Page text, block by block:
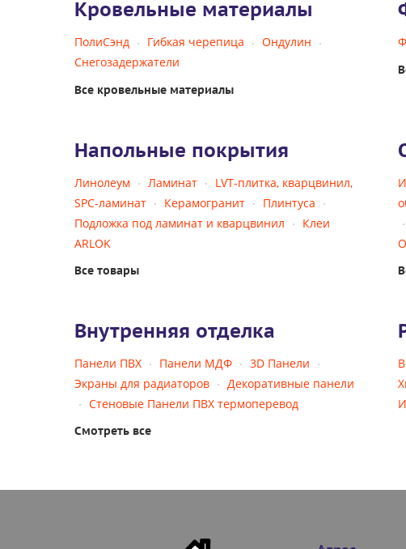
Кровельные материалы
ПолиСэнд Гибкая черепица
Ондулин
Снегозадержатели
Все кровельные материалы
Напольные покрытия
Линолеум Ламинат
LVT-плитка, кварцвинил,
SPC-ламинат
Керамогранит
Плинтуса
Подложка под ламинат и кварцвинил
Клеи
ARLOK
Все товары
Внутренняя отделка
Панели ПВХ Панели МДФ
3D Панели
Экраны для радиаторов
Декоративные панели
Стеновые Панели ПВХ термоперевод
Смотреть все